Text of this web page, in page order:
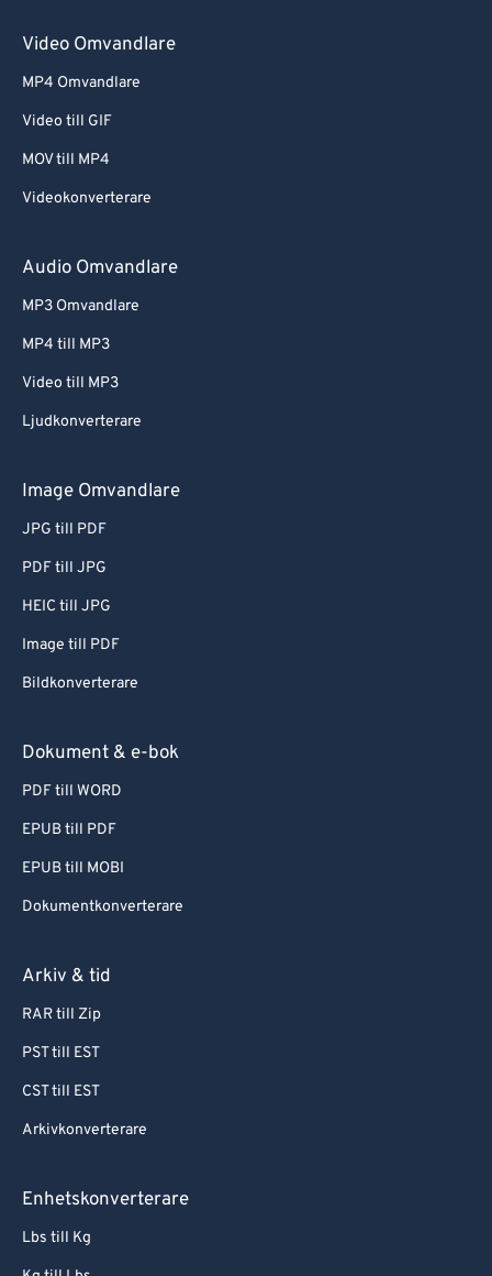
Video Omvandlare
MP4 Omvandlare
Video till GIF
MOV till MP4
Videokonverterare
Audio Omvandlare
MP3 Omvandlare
MP4 till MP3
Video till MP3
Ljudkonverterare
Image Omvandlare
JPG till PDF
PDF till JPG
HEIC till JPG
Image till PDF
Bildkonverterare
Dokument & e-bok
PDF till WORD
EPUB till PDF
EPUB till MOBI
Dokumentkonverterare
Arkiv & tid
RAR till Zip
PST till EST
CST till EST
Arkivkonverterare
Enhetskonverterare
Lbs till Kg